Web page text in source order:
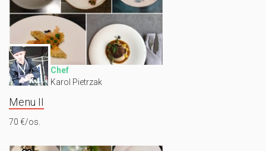
Chef
Karol Pietrzak
Menu II
70 €/os.